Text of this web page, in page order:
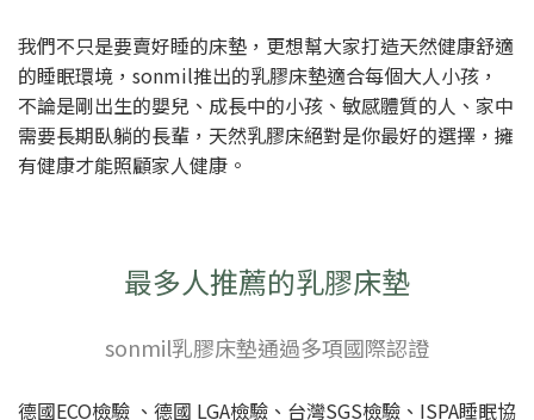
我們不只是要賣好睡的床墊，更想幫大家打造天然健康舒適
的睡眠環境，sonmil推出的乳膠床墊適合每個大人小孩，
不論是剛出生的嬰兒、成長中的小孩、敏感體質的人、家中
需要長期臥躺的長輩，天然乳膠床絕對是你最好的選擇，擁
有健康才能照顧家人健康。
最多人推薦的乳膠床墊
sonmil乳膠床墊通過多項國際認證
德國ECO檢驗 、德國 LGA檢驗、台灣SGS檢驗、ISPA睡眠協